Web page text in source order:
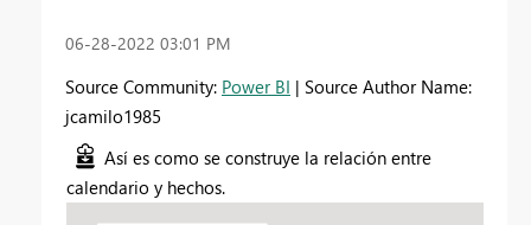
‎06-28-2022 03:01 PM
Source Community: Power BI | Source Author Name:
jcamilo1985
Así es como se construye la relación entre
calendario y hechos.